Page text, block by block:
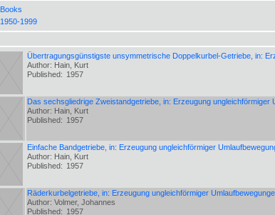
Books
1950-1999
Übertragungsgünstigste unsymmetrische Doppelkurbel-Getriebe, in:
Author: Hain, Kurt
Published: 1957
Das sechsgliedrige Zweistandgetriebe, in: Erzeugung ungleichförmiger
Author: Hain, Kurt
Published: 1957
Einfache Bandgetriebe, in: Erzeugung ungleichförmiger
Author: Hain, Kurt
Published: 1957
Räderkurbelgetriebe, in: Erzeugung ungleichförmiger
Author: Volmer, Johannes
Published: 1957